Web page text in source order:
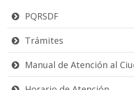
PQRSDF
Trámites
Manual de Atención al